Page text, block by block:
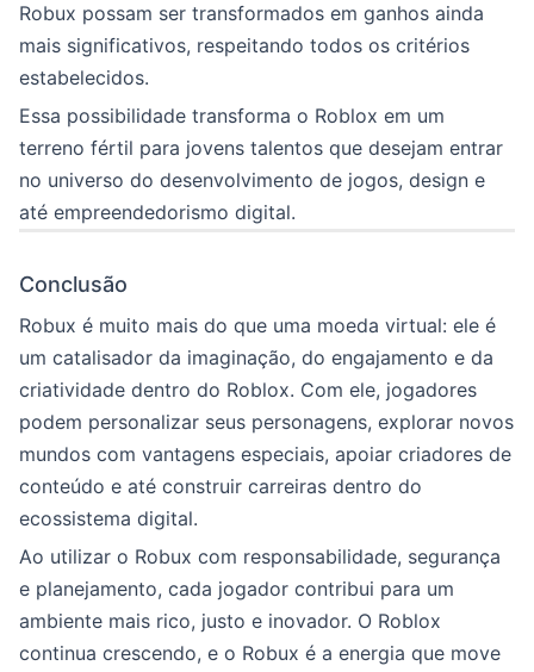
Robux possam ser transformados em ganhos ainda
mais significativos, respeitando todos os critérios
estabelecidos.
Essa possibilidade transforma o Roblox em um
terreno fértil para jovens talentos que desejam entrar
no universo do desenvolvimento de jogos, design e
até empreendedorismo digital.
Conclusão
Robux é muito mais do que uma moeda virtual: ele é
um catalisador da imaginação, do engajamento e da
criatividade dentro do Roblox. Com ele, jogadores
podem personalizar seus personagens, explorar novos
mundos com vantagens especiais, apoiar criadores de
conteúdo e até construir carreiras dentro do
ecossistema digital.
Ao utilizar o Robux com responsabilidade, segurança
e planejamento, cada jogador contribui para um
ambiente mais rico, justo e inovador. O Roblox
continua crescendo, e o Robux é a energia que move